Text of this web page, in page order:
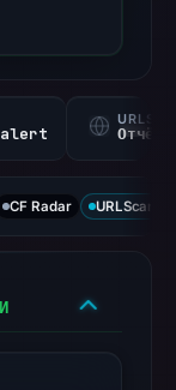
Отчёт
CF Radar URLScan